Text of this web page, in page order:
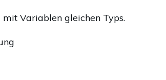
Variablen gleichen Typs.